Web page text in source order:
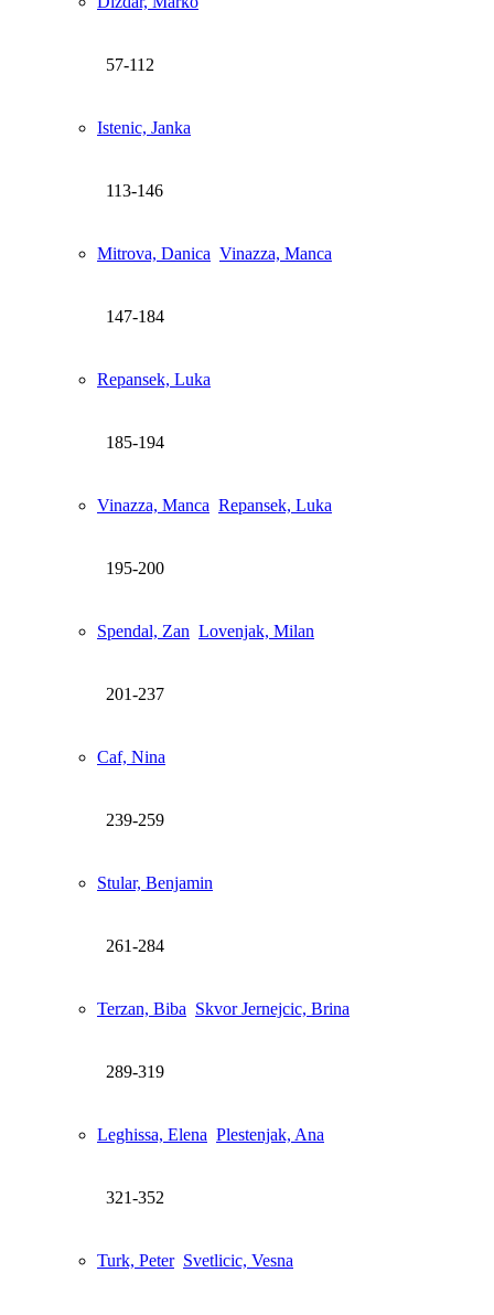
57-112
Istenic, Janka
113-146
Mitrova, Danica Vinazza, Manca
147-184
Repansek, Luka
185-194
Vinazza, Manca Repansek, Luka
195-200
Spendal, Zan Lovenjak, Milan
201-237
Caf, Nina
239-259
Stular, Benjamin
261-284
Terzan, Biba Skvor Jernejcic, Brina
289-319
Leghissa, Elena Plestenjak, Ana
321-352
Turk, Peter Svetlicic, Vesna